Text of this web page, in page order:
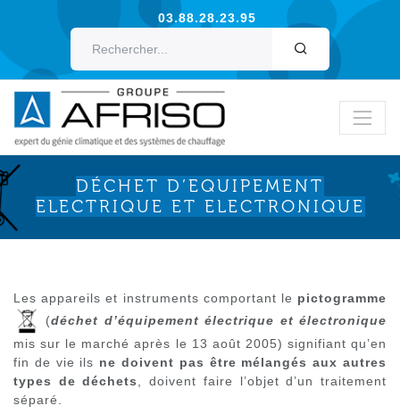
03.88.28.23.95
DÉCHET D’EQUIPEMENT
ELECTRIQUE ET ELECTRONIQUE
Les appareils et instruments comportant le pictogramme
(déchet d’équipement électrique et électronique
mis sur le marché après le 13 août 2005) signifiant qu’en
fin de vie ils ne doivent pas être mélangés aux autres
types de déchets
, doivent faire l’objet d’un traitement
séparé.